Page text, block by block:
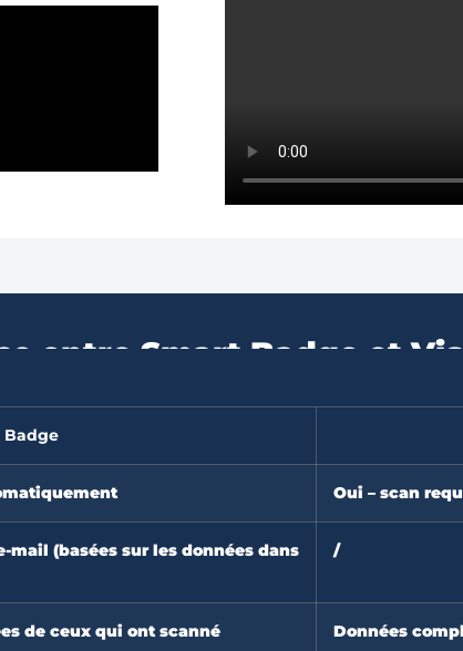
entre Smart Badge et
Badge
Oui – scan
mail (basées sur les données dans
/
de ceux qui ont scanné Données